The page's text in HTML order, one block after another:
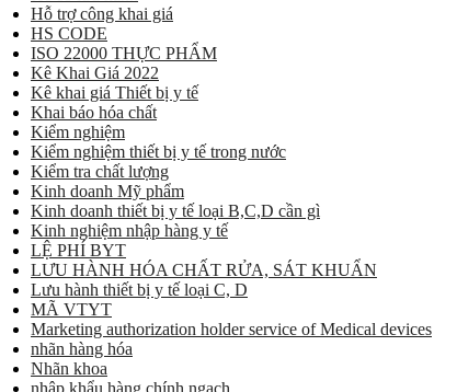
Hỗ trợ công khai giá
HS CODE
ISO 22000 THỰC PHẨM
Kê Khai Giá 2022
Kê khai giá Thiết bị y tế
Khai báo hóa chất
Kiểm nghiệm
Kiểm nghiệm thiết bị y tế trong nước
Kiểm tra chất lượng
Kinh doanh Mỹ phẩm
Kinh doanh thiết bị y tế loại B,C,D cần gì
Kinh nghiệm nhập hàng y tế
LỆ PHÍ BYT
LƯU HÀNH HÓA CHẤT RỬA, SÁT KHUẨN
Lưu hành thiết bị y tế loại C, D
MÃ VTYT
Marketing authorization holder service of Medical devices
nhãn hàng hóa
Nhãn khoa
nhập khẩu hàng chính ngạch